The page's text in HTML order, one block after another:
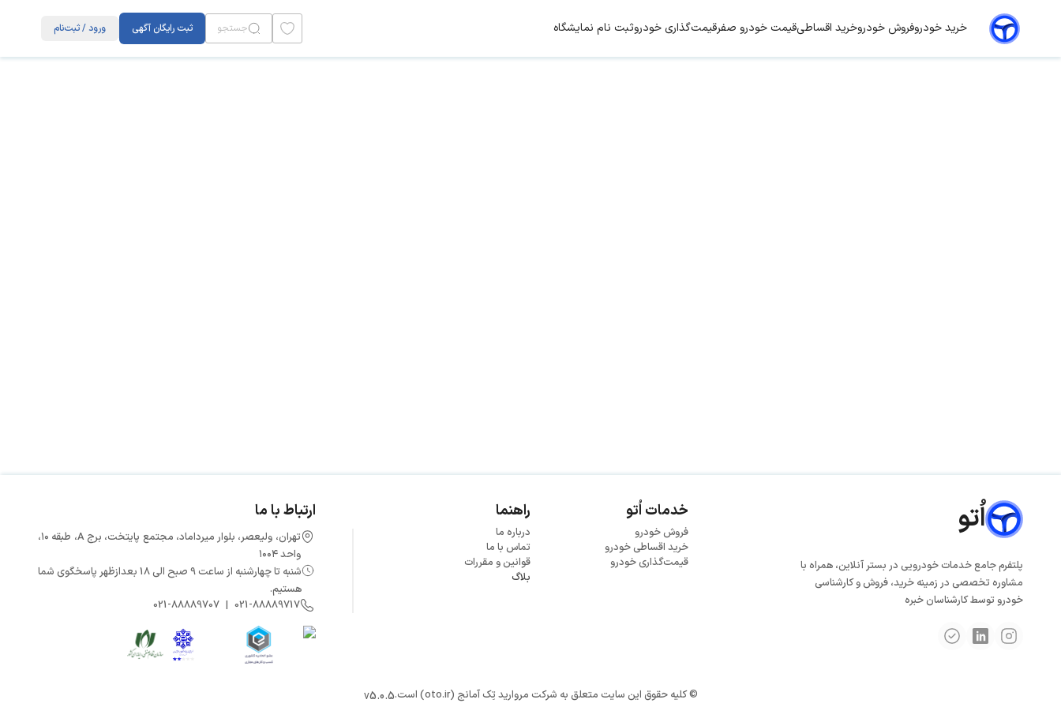
خرید خودروفروش خودروخرید اقساطیقیمت‌ خودرو صفرقیمت‌گذاری خودروثبت نام نمایشگاه جستجو ثبت رایگان آگهی ورود / ثبت‌نام
اُتو
پلتفرم جامع خدمات خودرویی در بستر آنلاین، همراه با
مشاوره تخصصی در زمینه خرید، فروش و کارشناسی
خودرو توسط کارشناسان خبره
خدمات اُتو
فروش خودرو
خرید اقساطی خودرو
قیمت‌گذاری خودرو
راهنما
درباره ما
تماس با ما
قوانین و مقررات
بلاگ
ارتباط با ما
تهران، ولیعصر، بلوار میرداماد، مجتمع پایتخت، برج A، طبقه ۱۰،
واحد ۱۰۰۴
شنبه تا چهارشنبه از ساعت 9 صبح الی 18 بعدازظهر پاسخگوی شما
هستیم.
021-88889717
|
021-88889707
© کلیه حقوق این سایت متعلق به شرکت مروارید تِک آمانج (oto.ir) است. v5.0.5